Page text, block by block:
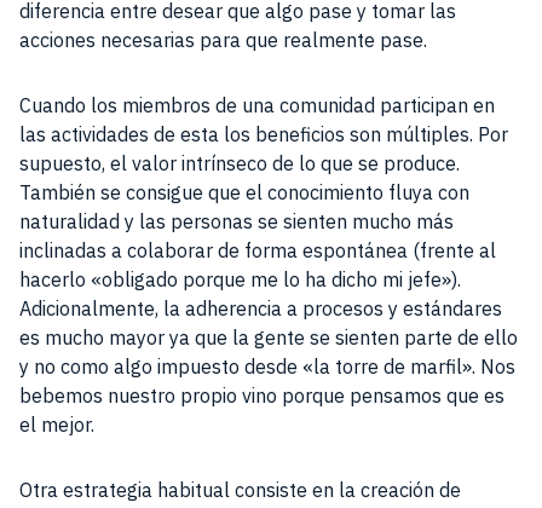
diferencia entre desear que algo pase y tomar las
acciones necesarias para que realmente pase.
Cuando los miembros de una comunidad participan en
las actividades de esta los beneficios son múltiples. Por
supuesto, el valor intrínseco de lo que se produce.
También se consigue que el conocimiento fluya con
naturalidad y las personas se sienten mucho más
inclinadas a colaborar de forma espontánea (frente al
hacerlo «obligado porque me lo ha dicho mi jefe»).
Adicionalmente, la adherencia a procesos y estándares
es mucho mayor ya que la gente se sienten parte de ello
y no como algo impuesto desde «la torre de marfil». Nos
bebemos nuestro propio vino porque pensamos que es
el mejor.
Otra estrategia habitual consiste en la creación de